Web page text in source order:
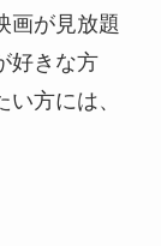
画が見放題
好きな方
方には、